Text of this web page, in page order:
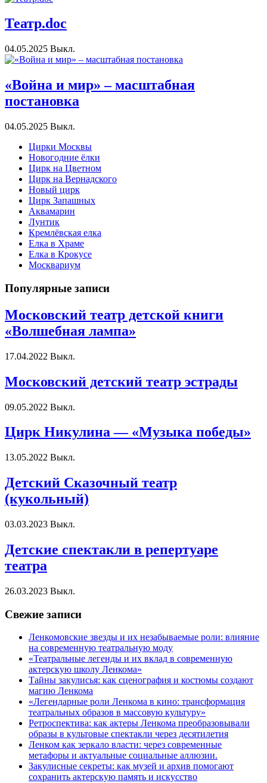
Театр.doc
04.05.2025 Выкл.
«Война и мир» – масштабная
постановка
04.05.2025 Выкл.
Цирки Москвы
Новогодние ёлки
Цирк на Цветном
Цирк на Вернадского
Новый цирк
Цирк Запашных
Аквамарин
Лунтик
Кремлёвская елка
Елка в Храме
Елка в Крокусе
Москвариум
Популярные записи
Московский театр детской книги
«Волшебная лампа»
17.04.2022 Выкл.
Московский детский театр эстрады
09.05.2022 Выкл.
Цирк Никулина — «Музыка победы»
13.05.2022 Выкл.
Детский Сказочный театр
(кукольный)
03.03.2023 Выкл.
Детские спектакли в репертуаре
театра
26.03.2023 Выкл.
Свежие записи
Ленкомовские звезды и их незабываемые роли: влияние
на современную театральную моду
«Театральные легенды и их вклад в современную
актерскую школу Ленкома»
Тайны закулисья: как сценография и костюмы создают
магию Ленкома
«Легендарные роли Ленкома в кино: трансформация
театральных образов в массовую культуру»
Ретроспектива: как актеры Ленкома преобразовывали
образы в культовые спектакли через десятилетия
Ленком как зеркало власти: через современные
метафоры и актуальные социальные аллюзии.
Закулисные секреты: как музей и архив помогают
сохранить актерскую память и искусство